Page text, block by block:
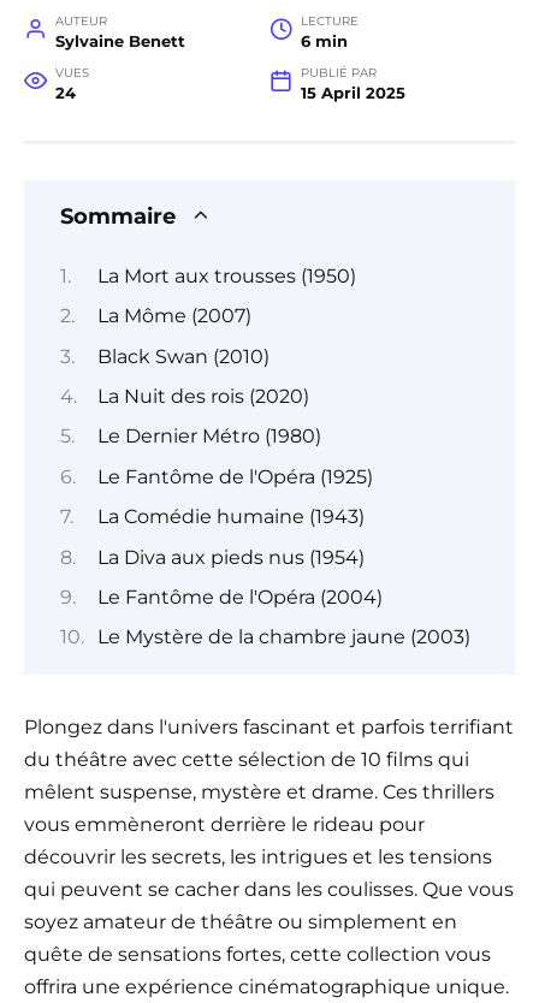
AUTEUR
Sylvaine Benett
LECTURE
6 min
VUES
24
PUBLIÉ PAR
15 April 2025
Sommaire
La Mort aux trousses (1950)
La Môme (2007)
Black Swan (2010)
La Nuit des rois (2020)
Le Dernier Métro (1980)
Le Fantôme de l'Opéra (1925)
La Comédie humaine (1943)
La Diva aux pieds nus (1954)
Le Fantôme de l'Opéra (2004)
Le Mystère de la chambre jaune (2003)
Plongez dans l'univers fascinant et parfois terrifiant
du théâtre avec cette sélection de 10 films qui
mêlent suspense, mystère et drame. Ces thrillers
vous emmèneront derrière le rideau pour
découvrir les secrets, les intrigues et les tensions
qui peuvent se cacher dans les coulisses. Que vous
soyez amateur de théâtre ou simplement en
quête de sensations fortes, cette collection vous
offrira une expérience cinématographique unique.